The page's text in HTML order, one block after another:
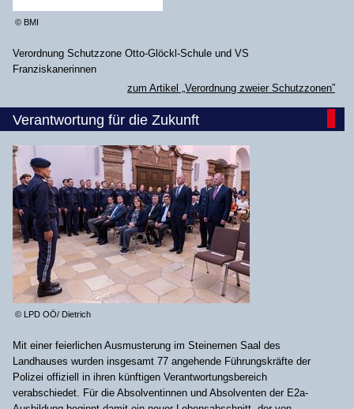
© BMI
Verordnung Schutzzone Otto-Glöckl-Schule und VS
Franziskanerinnen
zum Artikel „Verordnung zweier Schutzzonen”
Verantwortung für die Zukunft
© LPD OÖ/ Dietrich
Mit einer feierlichen Ausmusterung im Steinernen Saal des
Landhauses wurden insgesamt 77 angehende Führungskräfte der
Polizei offiziell in ihren künftigen Verantwortungsbereich
verabschiedet. Für die Absolventinnen und Absolventen der E2a-